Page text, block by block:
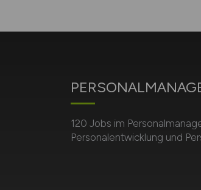
120 Jobs im
Personalentwicklung und